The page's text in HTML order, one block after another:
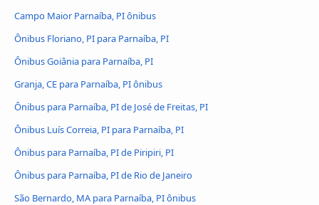
Campo Maior Parnaíba, PI ônibus
Ônibus Floriano, PI para Parnaíba, PI
Ônibus Goiânia para Parnaíba, PI
Granja, CE para Parnaíba, PI ônibus
Ônibus para Parnaíba, PI de José de Freitas, PI
Ônibus Luís Correia, PI para Parnaíba, PI
Ônibus para Parnaíba, PI de Piripiri, PI
Ônibus para Parnaíba, PI de Rio de Janeiro
São Bernardo, MA para Parnaíba, PI ônibus